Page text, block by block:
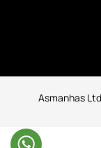
Asmanhas